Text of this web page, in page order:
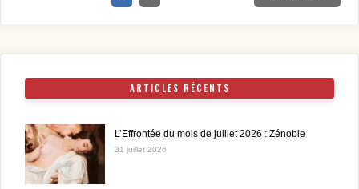
ARTICLES RÉCENTS
L’Effrontée du mois de juillet 2026 : Zénobie
31 juillet 2026